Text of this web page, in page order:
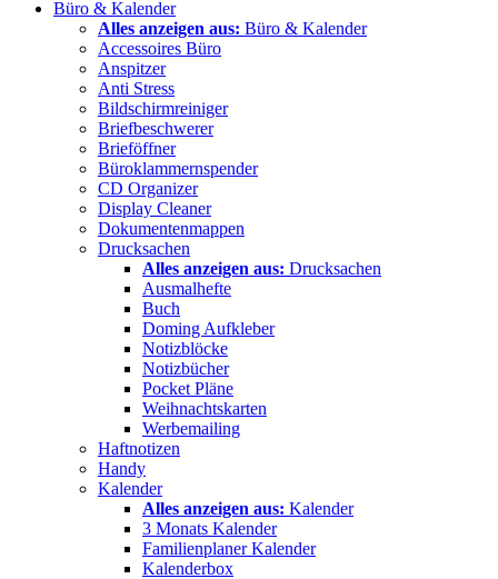
Büro & Kalender
Alles anzeigen aus: Büro & Kalender
Accessoires Büro
Anspitzer
Anti Stress
Bildschirmreiniger
Briefbeschwerer
Brieföffner
Büroklammernspender
CD Organizer
Display Cleaner
Dokumentenmappen
Drucksachen
Alles anzeigen aus: Drucksachen
Ausmalhefte
Buch
Doming Aufkleber
Notizblöcke
Notizbücher
Pocket Pläne
Weihnachtskarten
Werbemailing
Haftnotizen
Handy
Kalender
Alles anzeigen aus: Kalender
3 Monats Kalender
Familienplaner Kalender
Kalenderbox